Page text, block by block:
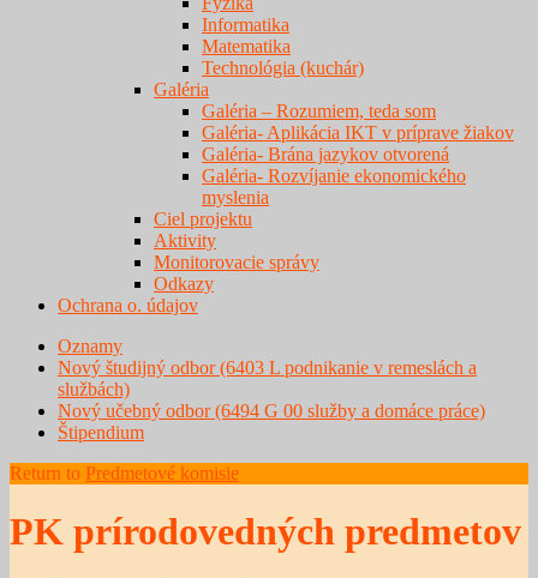
Informatika
Matematika
Technológia (kuchár)
Galéria
Galéria – Rozumiem, teda som
Galéria- Aplikácia IKT v príprave žiakov
Galéria- Brána jazykov otvorená
Galéria- Rozvíjanie ekonomického
myslenia
Ciel projektu
Aktivity
Monitorovacie správy
Odkazy
Ochrana o. údajov
Oznamy
Nový študijný odbor (6403 L podnikanie v remeslách a
službách)
Nový učebný odbor (6494 G 00 služby a domáce práce)
Štipendium
Return to Predmetové komisie
PK prírodovedných predmetov